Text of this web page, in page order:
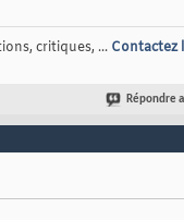
critiques, ... Contactez
Répondre